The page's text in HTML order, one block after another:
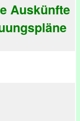
Auskünfte